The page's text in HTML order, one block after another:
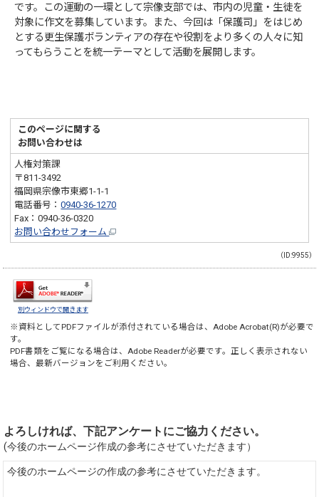
です。この運動の一環として宗像支部では、市内の児童・生徒を
対象に作文を募集しています。また、今回は「保護司」をはじめ
とする更生保護ボランティアの存在や役割をより多くの人々に知
ってもらうことを統一テーマとして活動を展開します。
このページに関する
お問い合わせは
人権対策課
〒811-3492
福岡県宗像市東郷1-1-1
電話番号：0940-36-1270
Fax：0940-36-0320
お問い合わせフォーム
（ID:9955）
別ウィンドウで開きます
※資料としてPDFファイルが添付されている場合は、Adobe Acrobat(R)が必要で
す。
PDF書類をご覧になる場合は、Adobe Readerが必要です。正しく表示されない
場合、最新バージョンをご利用ください。